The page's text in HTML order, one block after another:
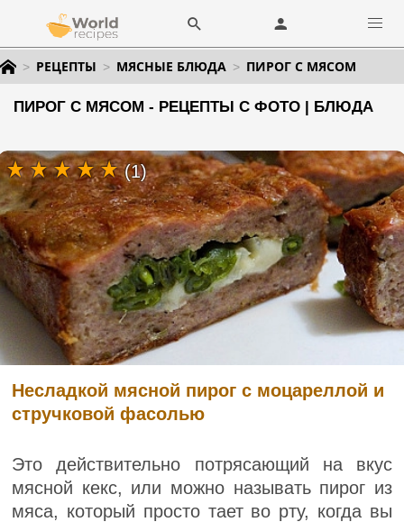
РЕЦЕПТЫ МЯСНЫЕ БЛЮДА ПИРОГ С МЯСОМ
ПИРОГ С МЯСОМ - РЕЦЕПТЫ С ФОТО | БЛЮДА
Несладкой мясной пирог с моцареллой и
стручковой фасолью
Это действительно потрясающий на вкус
мясной кекс, или можно называть пирог из
мяса, который просто тает во рту, когда вы
(1)